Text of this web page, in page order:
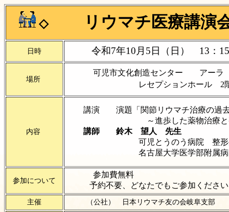
◇ リウマチ医療講演
日時 令和7年10月5日（日） 13：
場所
可児市文化創造センター ア
レセプションホール 2
内容
講演 演題「関節リウマチ治療の過去
～進歩した薬物治療と整形
講師 鈴木 望人 先生
可児とうのう病院 整形外科
名古屋大学医学部附属病院
参加について
参加費無料
予約不要、どなたでもご参加ください
主催 （公社） 日本リウマチ友の会岐阜支部